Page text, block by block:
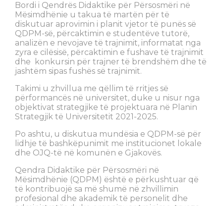
Bordi i Qendrës Didaktike për Përsosmëri në
Mësimdhënie u takua të martën për të
diskutuar aprovimin i planit vjetor të punës së
QDPM-së, përcaktimin e studentëve tutorë,
analizën e nevojave të trajnimit, informatat nga
zyra e cilësisë, përcaktimin e fushave të trajnimit
dhe konkursin për trajner të brendshëm dhe të
jashtëm sipas fushës së trajnimit.
Takimi u zhvillua me qëllim të rritjes së
përformancës në universitet, duke u nisur nga
objektivat strategjike të projektuara në Planin
Strategjik të Universitetit 2021-2025.
Po ashtu, u diskutua mundësia e QDPM-së për
lidhje të bashkëpunimit me institucionet lokale
dhe OJQ-të në komunën e Gjakovës.
Qendra Didaktike për Përsosmëri në
Mësimdhënie (QDPM) është e përkushtuar që
të kontribuojë sa më shumë në zhvillimin
profesional dhe akademik të personelit dhe